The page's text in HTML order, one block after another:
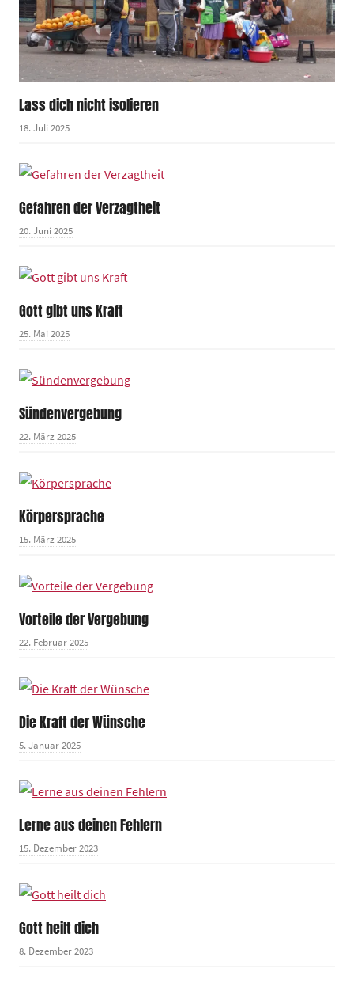
Lass dich nicht isolieren
18. Juli 2025
Gefahren der Verzagtheit
20. Juni 2025
Gott gibt uns Kraft
25. Mai 2025
Sündenvergebung
22. März 2025
Körpersprache
15. März 2025
Vorteile der Vergebung
22. Februar 2025
Die Kraft der Wünsche
5. Januar 2025
Lerne aus deinen Fehlern
15. Dezember 2023
Gott heilt dich
8. Dezember 2023